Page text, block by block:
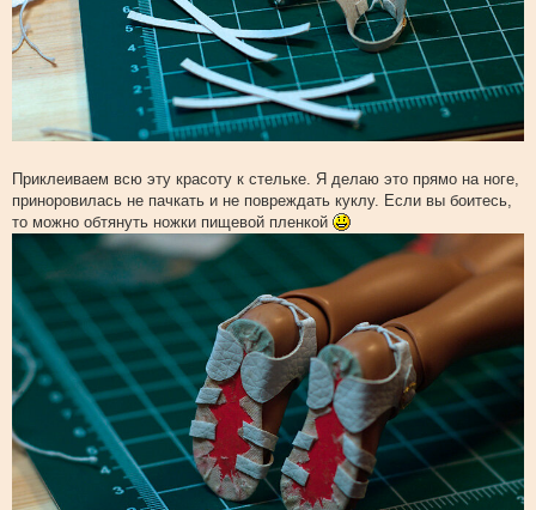
Приклеиваем всю эту красоту к стельке. Я делаю это прямо на ноге,
приноровилась не пачкать и не повреждать куклу. Если вы боитесь,
то можно обтянуть ножки пищевой пленкой